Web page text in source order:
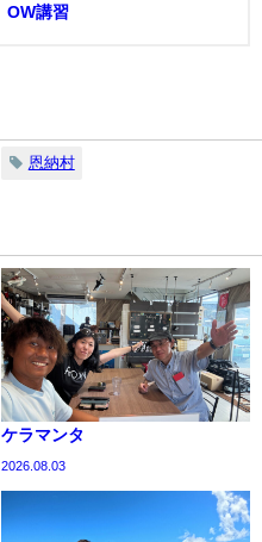
OW講習
恩納村
ケラマンタ
2026.08.03